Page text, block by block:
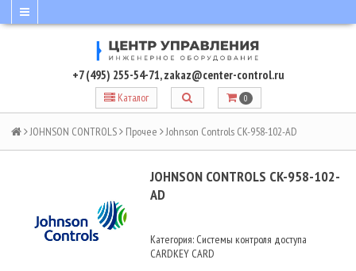
+7 (495) 255-54-71,zakaz@center-control.ru
Каталог 0
JOHNSON CONTROLS Прочее Johnson Controls CK-958-102-AD
JOHNSON CONTROLS CK-958-102-
AD
Категория: Системы контроля доступа
CARDKEY CARD